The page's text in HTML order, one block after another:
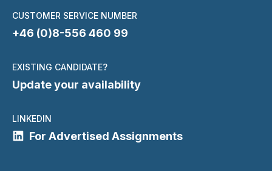
CUSTOMER SERVICE NUMBER
+46 (0)8-556 460 99
EXISTING CANDIDATE?
Update your availability
LINKEDIN
For Advertised Assignments